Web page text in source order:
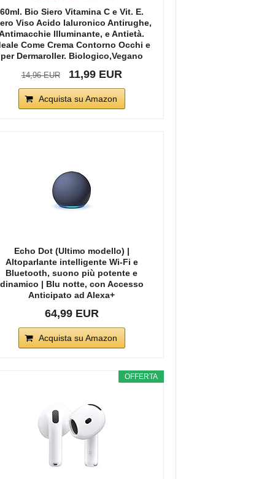
60ml. Bio Siero Vitamina C e Vit. E.
Viso Acido Ialuronico Antirughe,
Illuminante, e Antietà.
Come Crema Contorno Occhi e
per Dermaroller. Biologico,Vegano
14,96 EUR 11,99 EUR
Acquista su Amazon
Echo Dot (Ultimo modello) |
Altoparlante intelligente Wi-Fi e
Bluetooth, suono più potente e
dinamico | Blu notte, con Accesso
Anticipato ad Alexa+
64,99 EUR
Acquista su Amazon
OFFERTA